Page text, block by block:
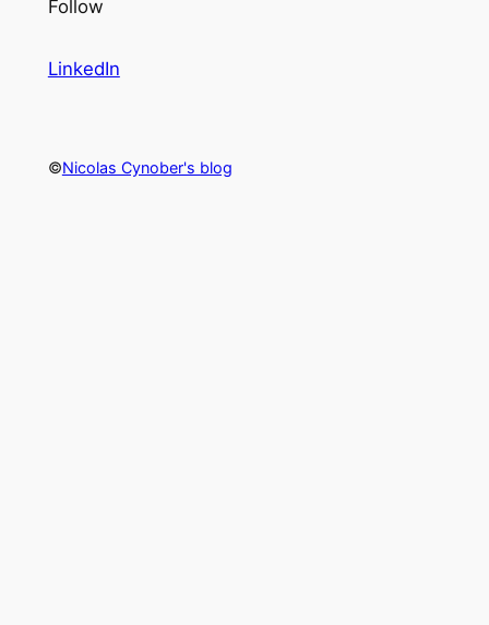
Follow
LinkedIn
©Nicolas Cynober's blog